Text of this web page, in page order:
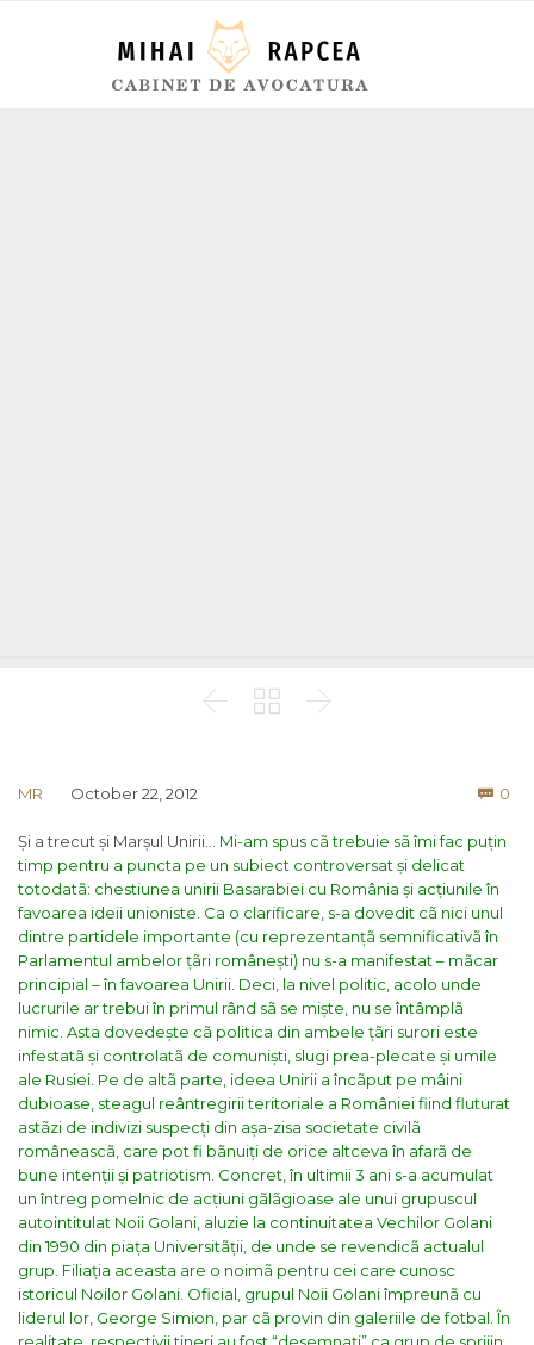
  
MR October 22, 2012  0
Și a trecut și Marșul Unirii… Mi-am spus cã trebuie sã îmi fac puțin
timp pentru a puncta pe un subiect controversat și delicat
totodatã: chestiunea unirii Basarabiei cu România și acțiunile în
favoarea ideii unioniste. Ca o clarificare, s-a dovedit cã nici unul
dintre partidele importante (cu reprezentanțã semnificativã în
Parlamentul ambelor țãri românești) nu s-a manifestat – mãcar
principial – în favoarea Unirii. Deci, la nivel politic, acolo unde
lucrurile ar trebui în primul rând sã se miște, nu se întâmplã
nimic. Asta dovedește cã politica din ambele țãri surori este
infestatã și controlatã de comuniști, slugi prea-plecate și umile
ale Rusiei. Pe de altã parte, ideea Unirii a încãput pe mâini
dubioase, steagul reântregirii teritoriale a României fiind fluturat
astãzi de indivizi suspecți din așa-zisa societate civilã
româneascã, care pot fi bãnuiți de orice altceva în afarã de
bune intenții și patriotism. Concret, în ultimii 3 ani s-a acumulat
un întreg pomelnic de acțiuni gãlãgioase ale unui grupuscul
autointitulat Noii Golani, aluzie la continuitatea Vechilor Golani
din 1990 din piața Universitãții, de unde se revendicã actualul
grup. Filiația aceasta are o noimã pentru cei care cunosc
istoricul Noilor Golani. Oficial, grupul Noii Golani împreunã cu
liderul lor, George Simion, par cã provin din galeriile de fotbal. În